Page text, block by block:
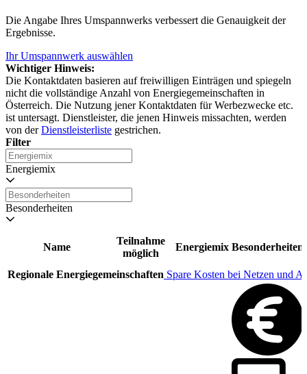
Die Angabe Ihres Umspannwerks verbessert die Genauigkeit der
Ergebnisse.
Ihr Umspannwerk auswählen
Wichtiger Hinweis:
Die Kontaktdaten basieren auf freiwilligen Einträgen und spiegeln
nicht die vollständige Anzahl von Energiegemeinschaften in
Österreich. Die Nutzung jener Kontaktdaten für Werbezwecke etc.
ist untersagt. Dienstleister, die jenen Hinweis missachten, werden
von derDienstleisterliste gestrichen.
Filter
Energiemix
Besonderheiten
Name
Teilnahme
möglich
Energiemix Besonderheiten
Regionale Energiegemeinschaften Spare Kosten bei Netzen und